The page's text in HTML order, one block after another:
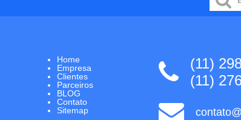
Home
Empresa
Clientes
Parceiros
BLOG
Contato
Sitemap
(11)
(11)